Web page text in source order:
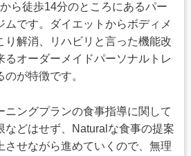
ら徒歩14分のところにあるパー
ムです。ダイエットからボディメ
り解消、リハビリと言った機能改
るオーダーメイドパーソナルトレ
が特徴です。
ニングプランの食事指導に関して
などはせず、Naturalな食事の提案
させながら進めていくので、無理